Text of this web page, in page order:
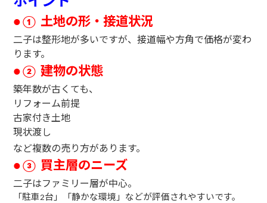
●①土地の形・接道状況
二子は整形地が多いですが、接道幅や方角で価格が変わ
ります。
●②建物の状態
築年数が古くても、
リフォーム前提
古家付き土地
現状渡し
など複数の売り方があります。
●③ 買主層のニーズ
二子はファミリー層が中心。
「駐車2台」「静かな環境」などが評価されやすいです。